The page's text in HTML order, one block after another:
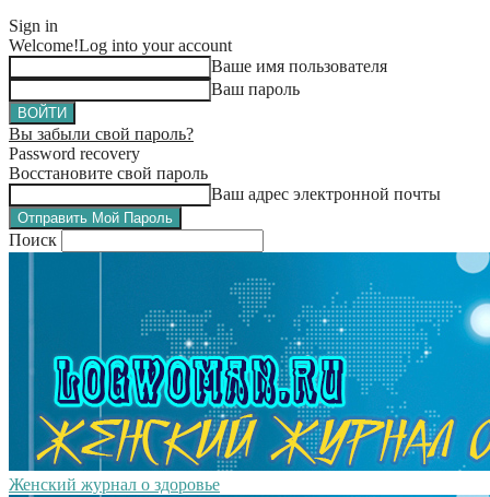
Sign in
Welcome!Log into your account
Ваше имя пользователя
Ваш пароль
Вы забыли свой пароль?
Password recovery
Восстановите свой пароль
Ваш адрес электронной почты
Поиск
Женский журнал о здоровье